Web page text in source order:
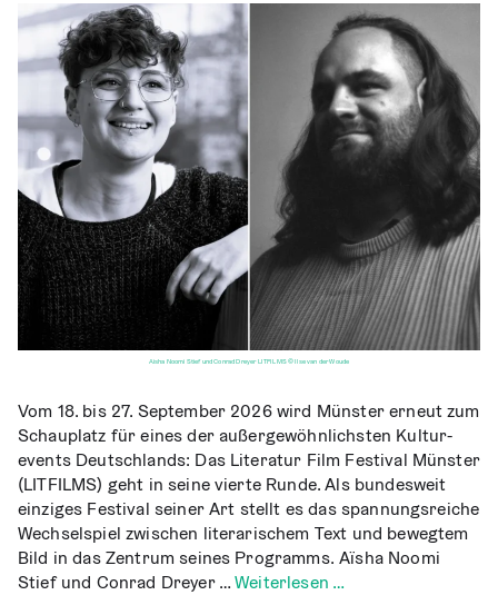
Aisha Noomi Stief und Conrad Dreyer LITFILMS © Ilse van der Woude
Vom 18. bis 27. Sep­tem­ber 2026 wird Müns­ter erneut zum
Schau­platz für eines der außer­ge­wöhn­lichs­ten Kul­tur­
events Deutsch­lands: Das Lite­ra­tur Film Fes­ti­val Müns­ter
(LITFILMS) geht in sei­ne vier­te Run­de. Als bun­des­weit
ein­zi­ges Fes­ti­val sei­ner Art stellt es das span­nungs­rei­che
Wech­sel­spiel zwi­schen lite­ra­ri­schem Text und beweg­tem
Bild in das Zen­trum sei­nes Pro­gramms. Aïsha Noo­mi
Stief und Con­rad Drey­er …Wei­ter­le­sen …